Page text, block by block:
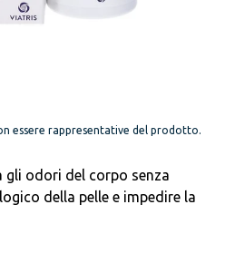
essere rappresentative del prodotto.
gli odori del corpo senza
della pelle e impedire la